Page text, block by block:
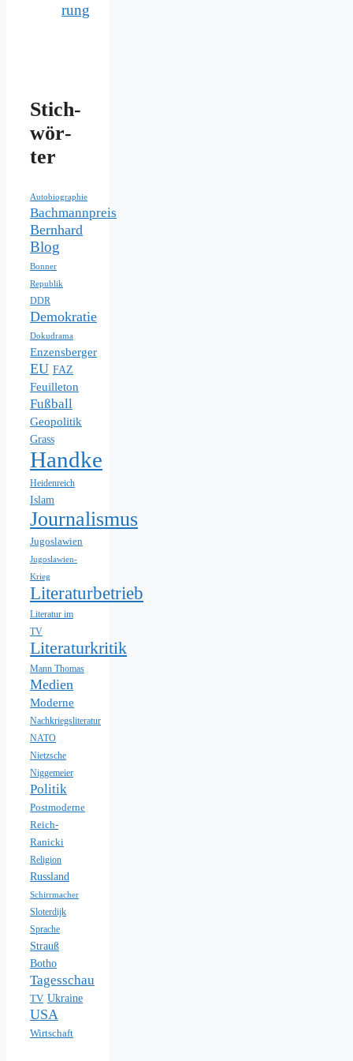
rung
Stich­
wör­
ter
Autobiographie
Bachmannpreis
Bernhard
Blog
Bonner
Republik
DDR
Demokratie
Dokudrama
Enzensberger
EU FAZ
Feuilleton
Fußball
Geopolitik
Grass
Handke
Heidenreich
Islam
Journalismus
Jugoslawien
Jugoslawien-
Krieg
Literaturbetrieb
Literatur im
TV
Literaturkritik
Mann Thomas
Medien
Moderne
Nachkriegsliteratur
NATO
Nietzsche
Niggemeier
Politik
Postmoderne
Reich-
Ranicki
Religion
Russland
Schirrmacher
Sloterdijk
Sprache
Strauß
Botho
Tagesschau
TV Ukraine
USA
Wirtschaft